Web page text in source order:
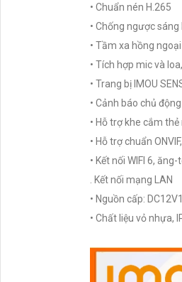
• Chuẩn nén H.265
• Chống ngược sáng
• Tầm xa hồng
• Tích hợp mic và
• Trang bị IMOU
• Cảnh báo chủ
• Hỗ trợ khe cắm
• Hỗ trợ chuẩn
• Kết nối WIFI 6,
. Kết nối mạng LAN
• Nguồn cấp:
• Chất liệu vỏ nhựa,